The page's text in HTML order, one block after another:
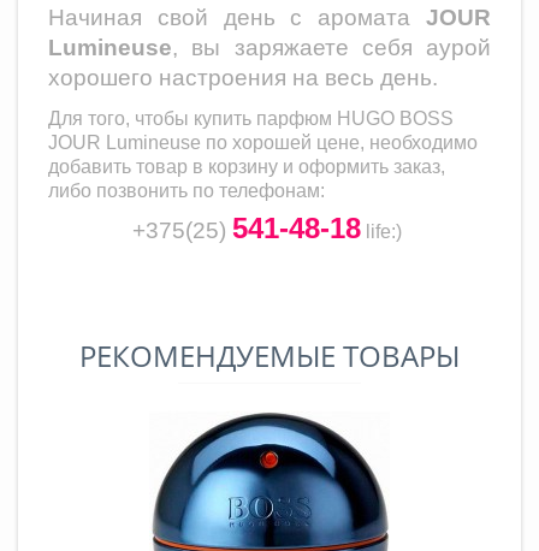
Начиная свой день с аромата JOUR
Lumineuse, вы заряжаете себя аурой
хорошего настроения на весь день.
Для того, чтобы купить парфюм HUGO BOSS
JOUR Lumineuse по хорошей цене, необходимо
добавить товар в корзину и оформить заказ,
либо позвонить по телефонам:
+375(25) 541-48-18 life:)
РЕКОМЕНДУЕМЫЕ ТОВАРЫ